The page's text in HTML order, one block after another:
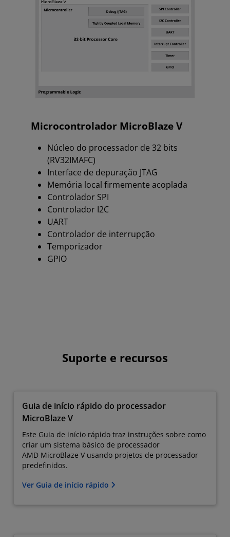
Microcontrolador MicroBlaze V
Núcleo do processador de 32 bits
(RV32IMAFC)
Interface de depuração JTAG
Memória local firmemente acoplada
Controlador SPI
Controlador I2C
UART
Controlador de interrupção
Temporizador
GPIO
Suporte e recursos
Guia de início rápido do processador
MicroBlaze V
Este Guia de início rápido traz instruções sobre como
criar um sistema básico de processador
AMD MicroBlaze V usando projetos de processador
predefinidos.
Ver Guia de início rápido